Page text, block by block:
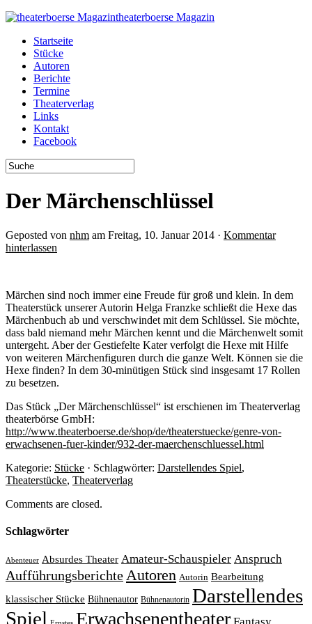
theaterboerse Magazin
Startseite
Stücke
Autoren
Berichte
Termine
Theaterverlag
Links
Kontakt
Facebook
Der Märchenschlüssel
Geposted von nhm am Freitag, 10. Januar 2014 · Kommentar
hinterlassen
Märchen sind noch immer eine Freude für groß und klein. In dem
Theaterstück unserer Autorin Helga Franzke schließt die Hexe das
Märchenbuch ab und verschwindet mit dem Schlüssel. Sie möchte,
dass bald niemand mehr Märchen kennt und die Märchenwelt somit
untergeht. Aber der Gestiefelte Kater verfolgt die Hexe mit Hilfe
von weiteren Märchenfiguren durch die ganze Welt. Können sie die
Hexe finden? In dem 30-minütigen Stück sind insgesamt 17 Rollen
zu besetzen.
Das Stück „Der Märchenschlüssel“ ist erschienen im Theaterverlag
theaterbörse GmbH:
http://www.theaterboerse.de/shop/de/theaterstuecke/genre-von-
erwachsenen-fuer-kinder/932-der-maerchenschluessel.html
Kategorie: Stücke · Schlagwörter: Darstellendes Spiel,
Theaterstücke, Theaterverlag
Comments are closed.
Schlagwörter
Abenteuer Absurdes Theater Amateur-Schauspieler Anspruch
AufführungsberichteAutoren Autorin Bearbeitung
klassischer Stücke Bühnenautor Bühnenautorin Darstellendes
Spiel
Erwachsenentheater